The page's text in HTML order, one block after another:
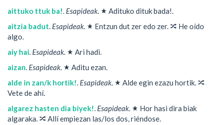
aittuko ttuk ba!. Esapideak. ★ Adituko dituk bada!.
aitzia badut. Esapideak. ★ Entzun dut zer edo zer. 🔀 He oído
algo.
aiy hai. Esapideak. ★ Ari hadi.
aizan. Esapideak. ★ Aditu ezan.
alde in zan/k hortik!. Esapideak. ★ Alde egin ezazu hortik. 🔀
Vete de ahí.
algarez hasten dia biyek!. Esapideak. ★ Hor hasi dira biak
algaraka. 🔀 Allí empiezan las/los dos, riéndose.